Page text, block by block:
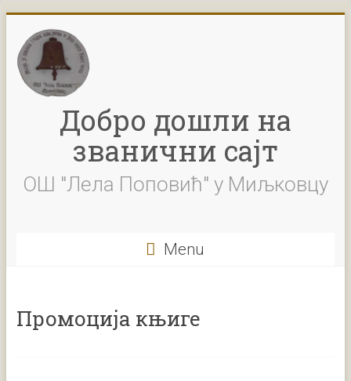
content
Добро дошли на
званични сајт
ОШ "Лела Поповић" у Миљковцу
Menu
Промоција књиге